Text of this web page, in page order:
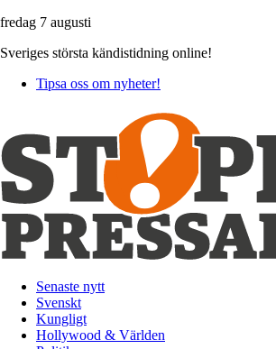
fredag 7 augusti
Sveriges största kändistidning online!
Tipsa oss om nyheter!
Senaste nytt
Svenskt
Kungligt
Hollywood & Världen